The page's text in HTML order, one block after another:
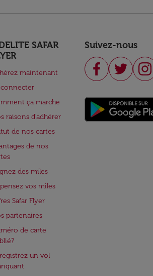
SAFAR
maintenant
connecter
ça marche
raisons d'adhérer
de nos cartes
de nos
des miles
vos miles
Safar Flyer
partenaires
de carte
un vol
Suivez-nous